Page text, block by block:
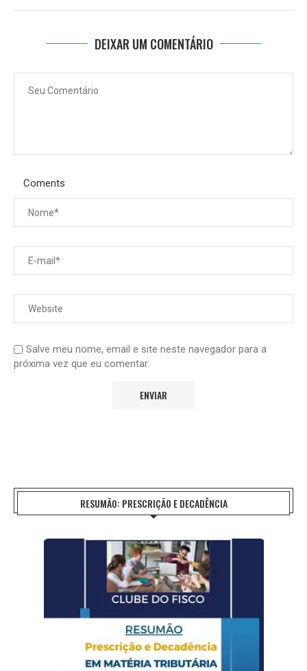
DEIXAR UM COMENTÁRIO
Coments
Salve meu nome, email e site neste navegador para a
próxima vez que eu comentar.
RESUMÃO: PRESCRIÇÃO E DECADÊNCIA